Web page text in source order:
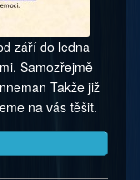
září do ledna
Samozřejmě
Takže již
na vás těšit.